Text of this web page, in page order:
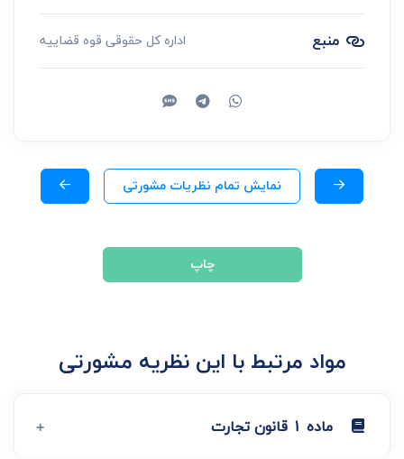
منبع اداره کل حقوقی قوه قضاییه
نمایش تمام نظریات مشورتی
چاپ
مواد مرتبط با این نظریه مشورتی
ماده 1 قانون تجارت